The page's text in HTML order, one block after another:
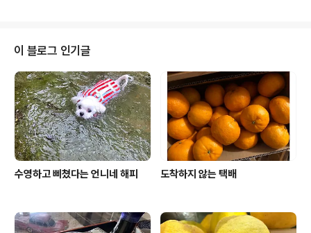
르는 사람이 없고 큰 마트가 아닌 변두리 동네의 마트에서
도 막걸리와 한국 소주는 없으면 안 되는 인기 상품이다 요
즘 일본에서 비비고 모르면 한류를 논할 수 없을 정도로 비
비고는 한국 식품의 선두 주자다 울 동네 마트에서도 비비
고 왕만두는 가끔 판매하는 기획상품이 아닌 언제나 살 수
있는 필수 상품이다 요즘 큰 마트가 ..
이 블로그 인기글
수영하고 삐쳤다는 언니네 해피 도착하지 않는 택배